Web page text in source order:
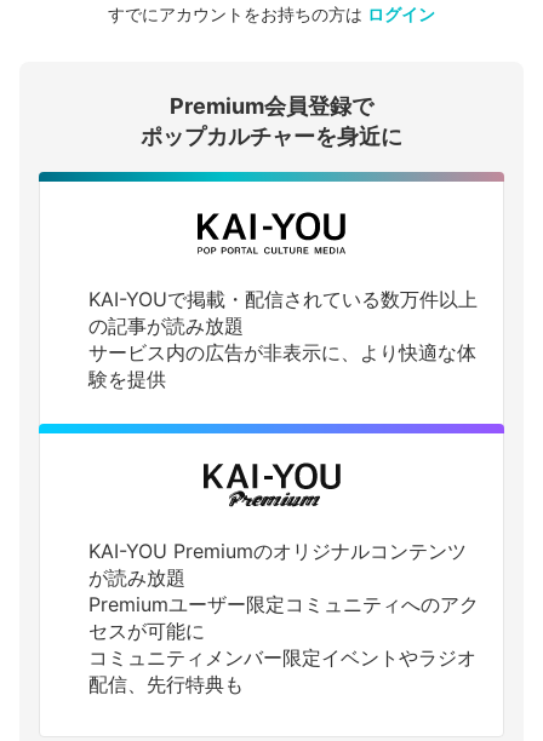
会員登録する
ログインする
すでにアカウントをお持ちの方は ログイン
Premium会員登録で
ポップカルチャーを身近に
KAI-YOUで掲載・配信されている数万件以上
の記事が読み放題
サービス内の広告が非表示に、より快適な体
験を提供
KAI-YOU Premiumのオリジナルコンテンツ
が読み放題
Premiumユーザー限定コミュニティへのアク
セスが可能に
コミュニティメンバー限定イベントやラジオ
配信、先行特典も